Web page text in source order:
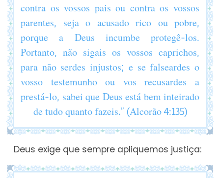
contra os vossos pais ou contra os vossos
parentes, seja o acusado rico ou pobre,
porque a Deus incumbe protegê-los.
Portanto, não sigais os vossos caprichos,
para não serdes injustos; e se falseardes o
vosso testemunho ou vos recusardes a
prestá-lo, sabei que Deus está bem inteirado
de tudo quanto fazeis.” (Alcorão 4:135)
Deus exige que sempre apliquemos justiça: